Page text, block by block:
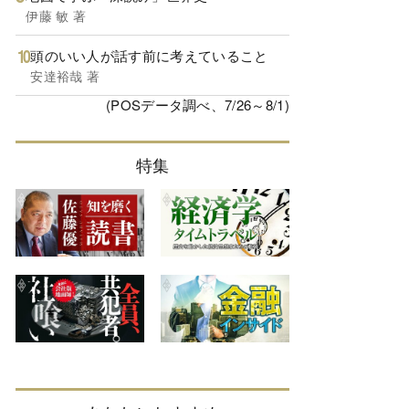
伊藤 敏 著
頭のいい人が話す前に考えていること
安達裕哉 著
(POSデータ調べ、7/26～8/1)
特集